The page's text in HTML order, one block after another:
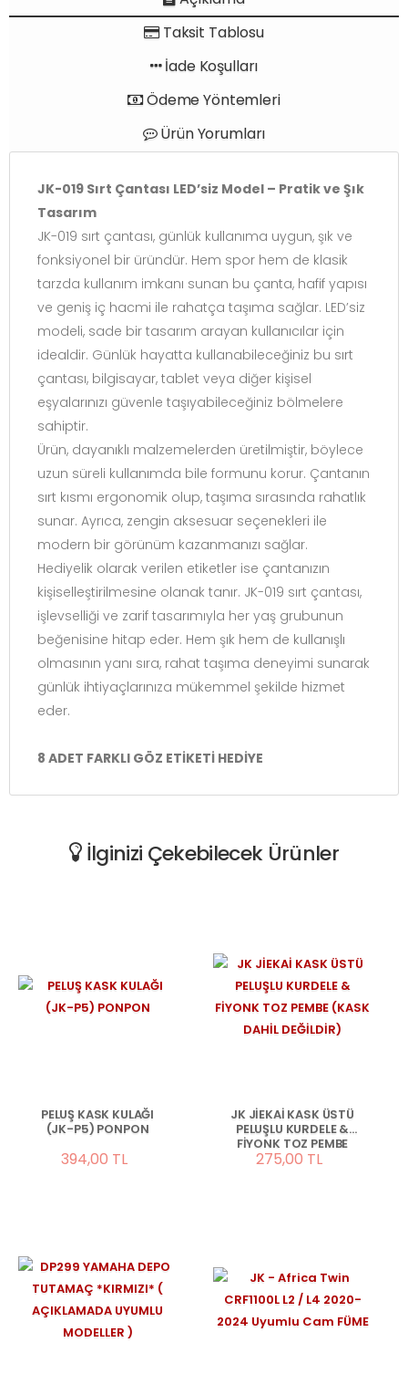
Taksit Tablosu
İade Koşulları
Ödeme Yöntemleri
Ürün Yorumları
JK-019 Sırt Çantası LED’siz Model – Pratik ve Şık
Tasarım
JK-019 sırt çantası, günlük kullanıma uygun, şık ve
fonksiyonel bir üründür. Hem spor hem de klasik
tarzda kullanım imkanı sunan bu çanta, hafif yapısı
ve geniş iç hacmi ile rahatça taşıma sağlar. LED’siz
modeli, sade bir tasarım arayan kullanıcılar için
idealdir. Günlük hayatta kullanabileceğiniz bu sırt
çantası, bilgisayar, tablet veya diğer kişisel
eşyalarınızı güvenle taşıyabileceğiniz bölmelere
sahiptir.
Ürün, dayanıklı malzemelerden üretilmiştir, böylece
uzun süreli kullanımda bile formunu korur. Çantanın
sırt kısmı ergonomik olup, taşıma sırasında rahatlık
sunar. Ayrıca, zengin aksesuar seçenekleri ile
modern bir görünüm kazanmanızı sağlar.
Hediyelik olarak verilen etiketler ise çantanızın
kişiselleştirilmesine olanak tanır. JK-019 sırt çantası,
işlevselliği ve zarif tasarımıyla her yaş grubunun
beğenisine hitap eder. Hem şık hem de kullanışlı
olmasının yanı sıra, rahat taşıma deneyimi sunarak
günlük ihtiyaçlarınıza mükemmel şekilde hizmet
eder.
8 ADET FARKLI GÖZ ETİKETİ HEDİYE
İlginizi Çekebilecek Ürünler
PELUŞ KASK KULAĞI
(JK-P5) PONPON
394,00 TL
JK JİEKAİ KASK ÜSTÜ
PELUŞLU KURDELE &
FİYONK TOZ PEMBE
(KASK DAHİL DEĞİLDİR)
275,00 TL